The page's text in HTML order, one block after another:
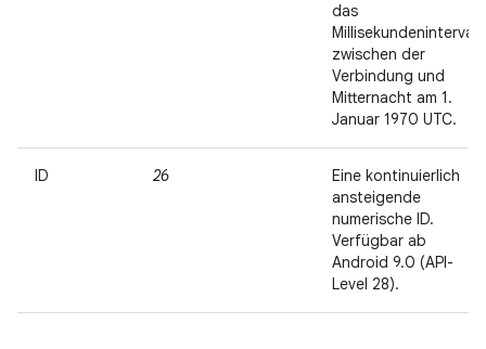
das
Millisekundenintervall
zwischen der
Verbindung und
Mitternacht am 1.
Januar 1970 UTC.
ID 26
Eine kontinuierlich
ansteigende
numerische ID.
Verfügbar ab
Android 9.0 (API-
Level 28).